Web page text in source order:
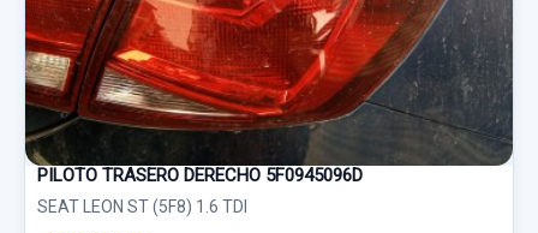
PILOTO TRASERO DERECHO 5F0945096D
SEAT LEON ST (5F8) 1.6 TDI